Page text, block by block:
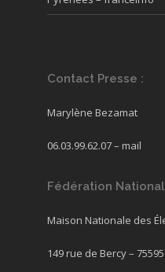
Contact Presse :
Marylène Bezamat
06.03.99.62.07 – mail
Fédération
Maison Nationale des
149 rue de Bercy –